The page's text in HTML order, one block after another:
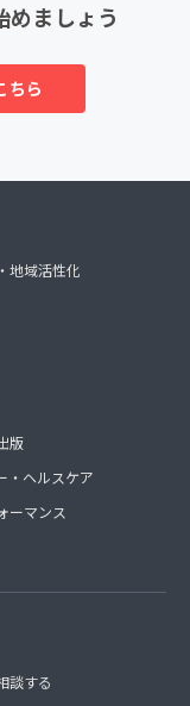
めましょう
ちら
地域活性化
版
・ヘルスケア
ーマンス
談する